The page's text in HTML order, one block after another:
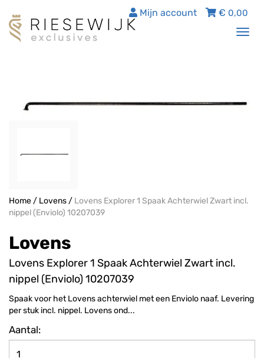
€ 0,00
Mijn account
Home/ Lovens/ Lovens Explorer 1 Spaak Achterwiel Zwart incl.
nippel (Enviolo) 10207039
Lovens
Lovens Explorer 1 Spaak Achterwiel Zwart incl.
nippel (Enviolo) 10207039
Spaak voor het Lovens achterwiel met een Enviolo naaf. Levering
per stuk incl. nippel. Lovens ond...
Aantal: